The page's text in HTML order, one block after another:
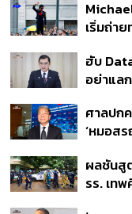
เท่าเดิม
7.9%
เริ่มถ่า
ฮับ
อย่าแล
รัฐต้อง
ศาลปก
‘หมอส
เดือดร้
ผลชันสู
รร. เท